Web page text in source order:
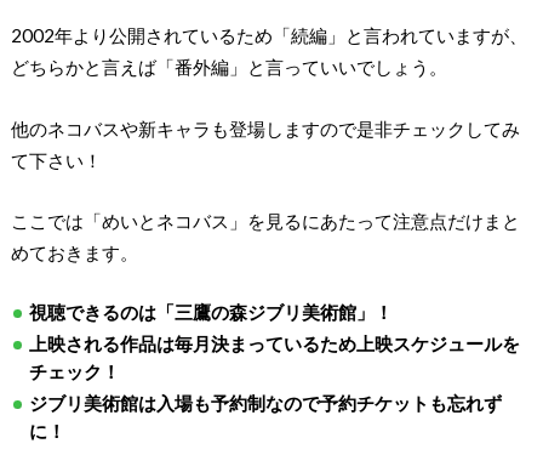
2002年より公開されているため「続編」と言われていますが、
どちらかと言えば「番外編」と言っていいでしょう。
他のネコバスや新キャラも登場しますので是非チェックしてみ
て下さい！
ここでは「めいとネコバス」を見るにあたって注意点だけまと
めておきます。
視聴できるのは「三鷹の森ジブリ美術館」！
上映される作品は毎月決まっているため上映スケジュールを
チェック！
ジブリ美術館は入場も予約制なので予約チケットも忘れず
に！